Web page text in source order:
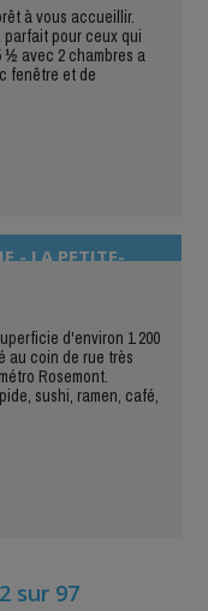
à vous accueillir.
pour ceux qui
avec 2 chambres a
fenêtre et de
- LA PETITE-
d'environ 1 200
au coin de rue très
Rosemont.
sushi, ramen, café,
sur 97